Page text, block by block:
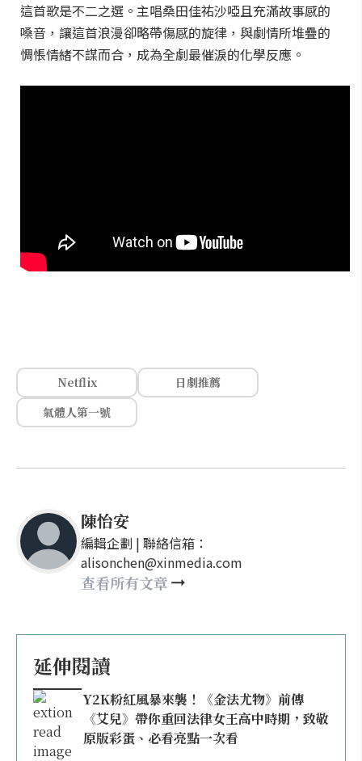
這首歌是不二之選。主唱桑田佳祐沙啞且充滿故事感的
嗓音，讓這首浪漫卻略帶傷感的旋律，與劇情所堆疊的
惆悵情緒不謀而合，成為全劇最催淚的化學反應。
Netflix
日劇推薦
氣體人第一號
陳怡安
編輯企劃 | 聯絡信箱：
alisonchen@xinmedia.com
查看所有文章
延伸閱讀
Y2K粉紅風暴來襲！《金法尤物》前傳
《艾兒》帶你重回法律女王高中時期，致敬
原版彩蛋、必看亮點一次看